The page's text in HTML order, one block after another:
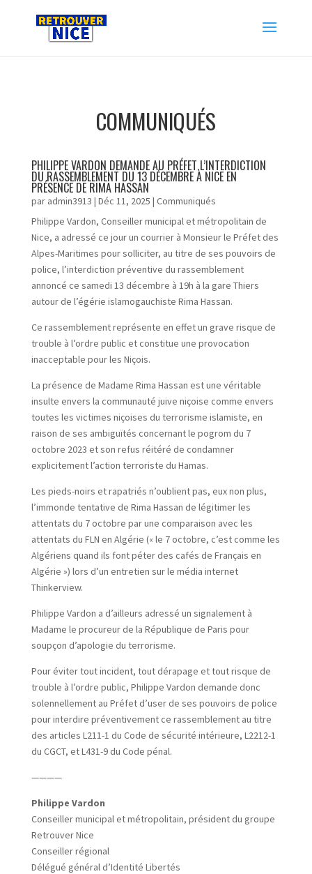
COMMUNIQUÉS
PHILIPPE VARDON DEMANDE AU PRÉFET L’INTERDICTION
DU RASSEMBLEMENT DU 13 DÉCEMBRE À NICE EN
PRÉSENCE DE RIMA HASSAN
par admin3913 | Déc 11, 2025 | Communiqués
Philippe Vardon, Conseiller municipal et métropolitain de
Nice, a adressé ce jour un courrier à Monsieur le Préfet des
Alpes-Maritimes pour solliciter, au titre de ses pouvoirs de
police, l’interdiction préventive du rassemblement
annoncé ce samedi 13 décembre à 19h à la gare Thiers
autour de l’égérie islamogauchiste Rima Hassan.
Ce rassemblement représente en effet un grave risque de
trouble à l’ordre public et constitue une provocation
inacceptable pour les Niçois.
La présence de Madame Rima Hassan est une véritable
insulte envers la communauté juive niçoise comme envers
toutes les victimes niçoises du terrorisme islamiste, en
raison de ses ambiguïtés concernant le pogrom du 7
octobre 2023 et son refus réitéré de condamner
explicitement l’action terroriste du Hamas.
Les pieds-noirs et rapatriés n’oublient pas, eux non plus,
l’immonde tentative de Rima Hassan de légitimer les
attentats du 7 octobre par une comparaison avec les
attentats du FLN en Algérie (« le 7 octobre, c’est comme les
Algériens quand ils font péter des cafés de Français en
Algérie ») lors d’un entretien sur le média internet
Thinkerview.
Philippe Vardon a d’ailleurs adressé un signalement à
Madame le procureur de la République de Paris pour
soupçon d’apologie du terrorisme.
Pour éviter tout incident, tout dérapage et tout risque de
trouble à l’ordre public, Philippe Vardon demande donc
solennellement au Préfet d’user de ses pouvoirs de police
pour interdire préventivement ce rassemblement au titre
des articles L211-1 du Code de sécurité intérieure, L2212-1
du CGCT, et L431-9 du Code pénal.
————
Philippe Vardon
Conseiller municipal et métropolitain, président du groupe
Retrouver Nice
Conseiller régional
Délégué général d’Identité Libertés